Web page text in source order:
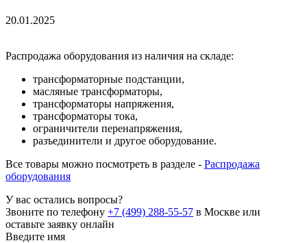
20.01.2025
Распродажа оборудования из наличия на складе:
трансформаторные подстанции,
масляные трансформаторы,
трансформаторы напряжения,
трансформаторы тока,
ограничители перенапряжения,
разъединители и другое оборудование.
Все товары можно посмотреть в разделе - Распродажа
оборудования
У вас остались вопросы?
Звоните по телефону +7 (499) 288-55-57 в Москве или
оставьте заявку онлайн
Введите имя